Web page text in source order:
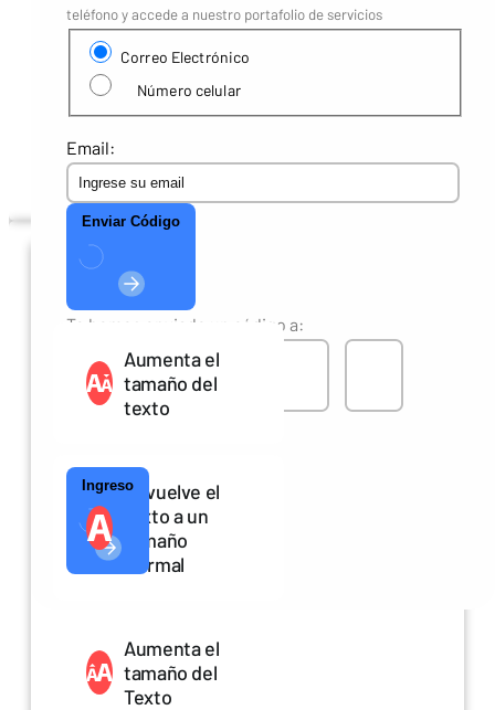
Devuelve el texto al tamaño normal
Aumenta el tamaño del texto
Mostrar el contenido en alto contraste
Habilita el audio para usuarios con alguna limitación
visual o de otra naturaleza
Cerrar
teléfono y accede a nuestro portafolio de servicios
Correo Electrónico
Número celular
Email:
Enviar Código
Te hemos enviado un código a:
Codigo 1
Codigo 2
Codigo 3
Codigo 4
Reenviar Código
Ayuda de
accesibilidad
Aumenta el
tamaño del
texto
Devuelve el
texto a un
tamaño
Normal
Aumenta el
tamaño del
Texto